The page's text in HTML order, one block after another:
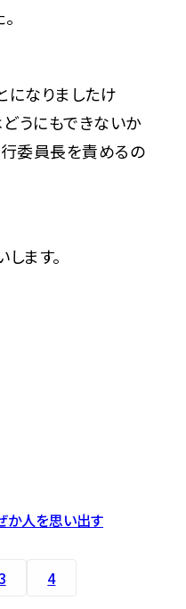
になりましたけ
うにもできないか
行委員長を責めるの
ます。
か人を思い出す
4